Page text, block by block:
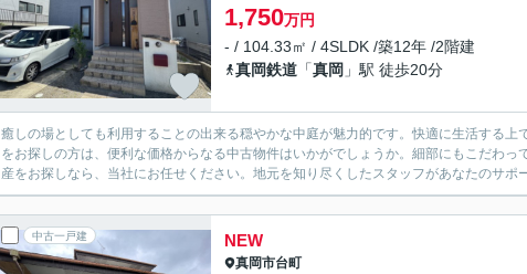
1,750万円
- / 104.33㎡ / 4SLDK /築12年 /2階建
真岡鉄道 「真岡 」駅 徒歩20分
癒しの場としても利用することの出来る穏やかな中庭が魅力的です。快適に生活する
をお探しの方は、便利な価格からなる中古物件はいかがでしょうか。細部にもこだわ
産をお探しなら、当社にお任せください。地元を知り尽くしたスタッフがあなたのサポ
中古一戸建 NEW
真岡市台町